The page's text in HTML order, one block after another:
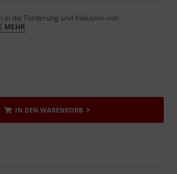
die Förderung und Inklusion von
MEHR
IN DEN WARENKORB